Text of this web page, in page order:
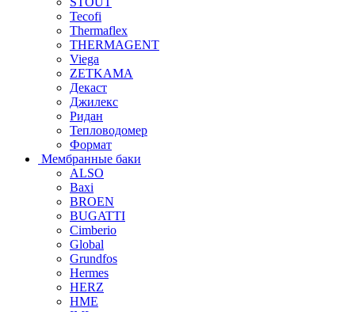
Tecofi
Thermaflex
THERMAGENT
Viega
ZETKAMA
Декаст
Джилекс
Ридан
Тепловодомер
Формат
Мембранные баки
ALSO
Baxi
BROEN
BUGATTI
Cimberio
Global
Grundfos
Hermes
HERZ
HME